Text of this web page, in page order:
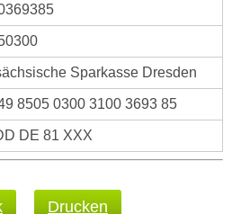
Sparkasse Dresden
8505 0300 3100 3693 85
DE 81 XXX
Drucken